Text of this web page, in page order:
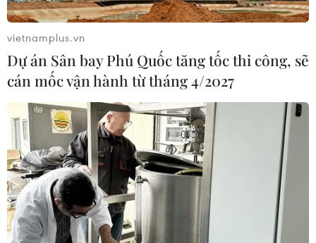
TIN CÙNG CHUYÊN MỤC
Xe điện Trung Quốc mở rộng
cuộc đua công nghệ ra Đông Nam Á
08/08/2026 03:00
vietnamplus.vn
Dự án Sân bay Phú Quốc tăng tốc thi công, sẽ
cán mốc vận hành từ tháng 4/2027